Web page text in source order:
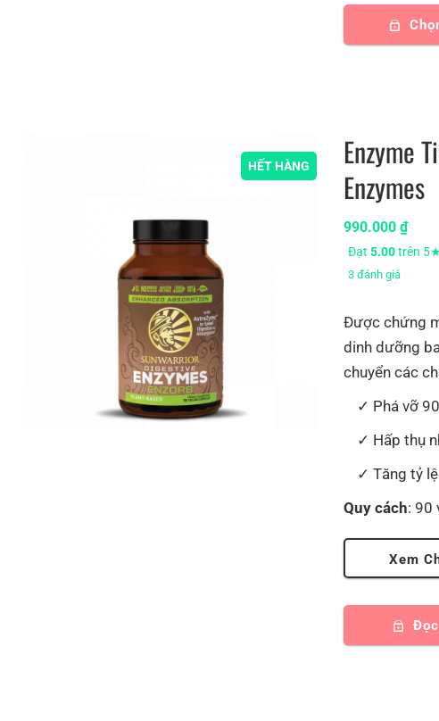
HẾT HÀNG
Enzyme
Enzymes
990.000₫
Đạt5.00trên
3 đánh giá
Được chứng
dinh dưỡng
chuyển các
Phá vỡ
Hấp thụ
Tăng tỷ
Quy cách: 90
Xem